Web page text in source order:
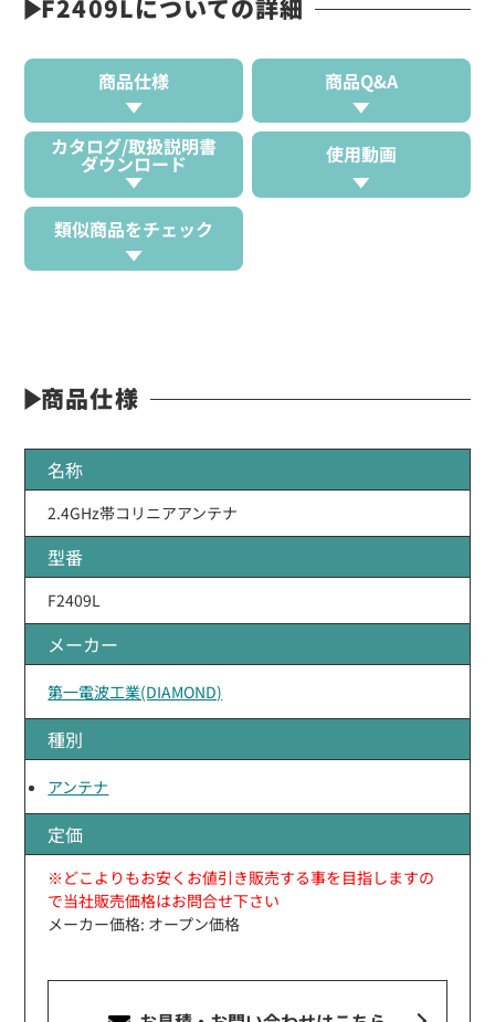
F2409Lについての詳細
商品仕様 商品Q&A
カタログ/取扱説明書
ダウンロード 使用動画
類似商品をチェック
商品仕様
名称
2.4GHz帯コリニアアンテナ
型番
F2409L
メーカー
第一電波工業(DIAMOND)
種別
アンテナ
定価
※どこよりもお安くお値引き販売する事を目指しますの
で当社販売価格はお問合せ下さい
メーカー価格: オープン価格